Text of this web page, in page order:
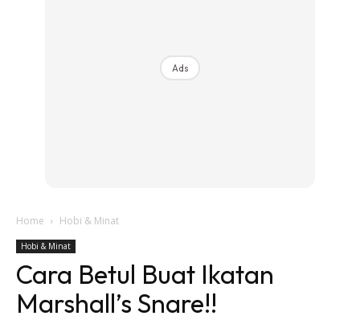
Ads
Home Hobi & Minat
Hobi & Minat
Cara Betul Buat Ikatan
Marshall’s Snare!!